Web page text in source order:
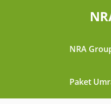
NRA
Paket